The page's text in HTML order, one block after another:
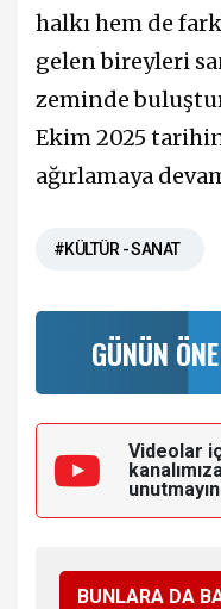
halkı hem de
gelen bireyleri
zeminde
Ekim 2025
ağırlamaya
#KÜLTÜR - SANAT
GÜNÜN
Videolar
BUNLARA DA